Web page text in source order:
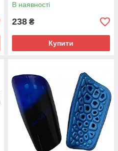
В наявності
238 ₴
Купити